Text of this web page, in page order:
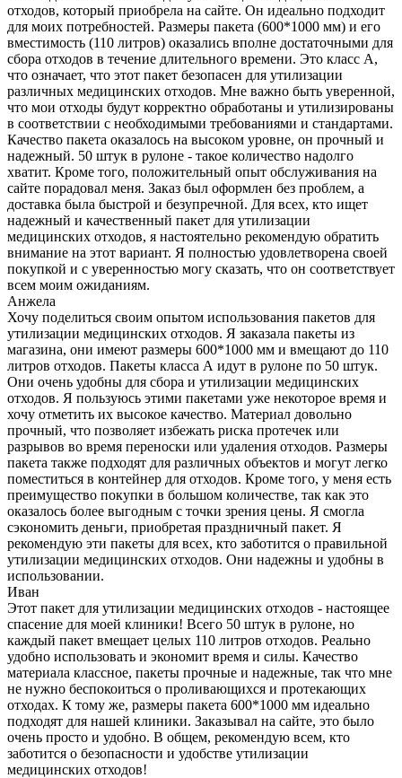
отходов, который приобрела на сайте. Он идеально подходит
для моих потребностей. Размеры пакета (600*1000 мм) и его
вместимость (110 литров) оказались вполне достаточными для
сбора отходов в течение длительного времени. Это класс А,
что означает, что этот пакет безопасен для утилизации
различных медицинских отходов. Мне важно быть уверенной,
что мои отходы будут корректно обработаны и утилизированы
в соответствии с необходимыми требованиями и стандартами.
Качество пакета оказалось на высоком уровне, он прочный и
надежный. 50 штук в рулоне - такое количество надолго
хватит. Кроме того, положительный опыт обслуживания на
сайте порадовал меня. Заказ был оформлен без проблем, а
доставка была быстрой и безупречной. Для всех, кто ищет
надежный и качественный пакет для утилизации
медицинских отходов, я настоятельно рекомендую обратить
внимание на этот вариант. Я полностью удовлетворена своей
покупкой и с уверенностью могу сказать, что он соответствует
всем моим ожиданиям.
Анжела
Хочу поделиться своим опытом использования пакетов для
утилизации медицинских отходов. Я заказала пакеты из
магазина, они имеют размеры 600*1000 мм и вмещают до 110
литров отходов. Пакеты класса А идут в рулоне по 50 штук.
Они очень удобны для сбора и утилизации медицинских
отходов. Я пользуюсь этими пакетами уже некоторое время и
хочу отметить их высокое качество. Материал довольно
прочный, что позволяет избежать риска протечек или
разрывов во время переноски или удаления отходов. Размеры
пакета также подходят для различных объектов и могут легко
поместиться в контейнер для отходов. Кроме того, у меня есть
преимущество покупки в большом количестве, так как это
оказалось более выгодным с точки зрения цены. Я смогла
сэкономить деньги, приобретая праздничный пакет. Я
рекомендую эти пакеты для всех, кто заботится о правильной
утилизации медицинских отходов. Они надежны и удобны в
использовании.
Иван
Этот пакет для утилизации медицинских отходов - настоящее
спасение для моей клиники! Всего 50 штук в рулоне, но
каждый пакет вмещает целых 110 литров отходов. Реально
удобно использовать и экономит время и силы. Качество
материала классное, пакеты прочные и надежные, так что мне
не нужно беспокоиться о проливающихся и протекающих
отходах. К тому же, размеры пакета 600*1000 мм идеально
подходят для нашей клиники. Заказывал на сайте, это было
очень просто и удобно. В общем, рекомендую всем, кто
заботится о безопасности и удобстве утилизации
медицинских отходов!